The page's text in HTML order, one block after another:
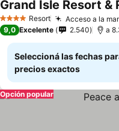
4 EstrellasResort Acceso a la
Grand Isle Resort &
9,0 Excelente 2.540 a
Seleccioná las fechas
precios exactos
Opción popular